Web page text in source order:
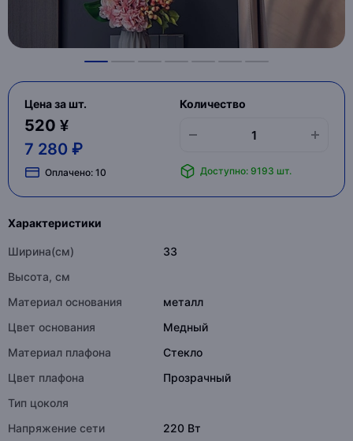
Цена за шт.
520 ¥
7 280 ₽
Оплачено: 10
Количество
Доступно: 9193 шт.
Характеристики
Ширина(см)
33
Высота, см
Материал основания
металл
Цвет основания
Медный
Материал плафона
Стекло
Цвет плафона
Прозрачный
Тип цоколя
Напряжение сети
220 Вт